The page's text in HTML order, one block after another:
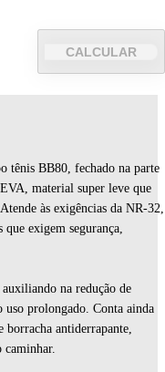
CALCULAR
tênis BB80, fechado na parte
material super leve que
às exigências da NR-32,
exigem segurança,
na redução de
prolongado. Conta ainda
antiderrapante,
caminhar.